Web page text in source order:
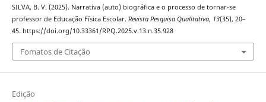
SILVA, B. V. (2025). Narrativa (auto) biográfica e o processo de tornar-se
professor de Educação Física Escolar. Revista Pesquisa Qualitativa, 13(35), 20–
45. https://doi.org/10.33361/RPQ.2025.v.13.n.35.928
Fomatos de Citação
Edição